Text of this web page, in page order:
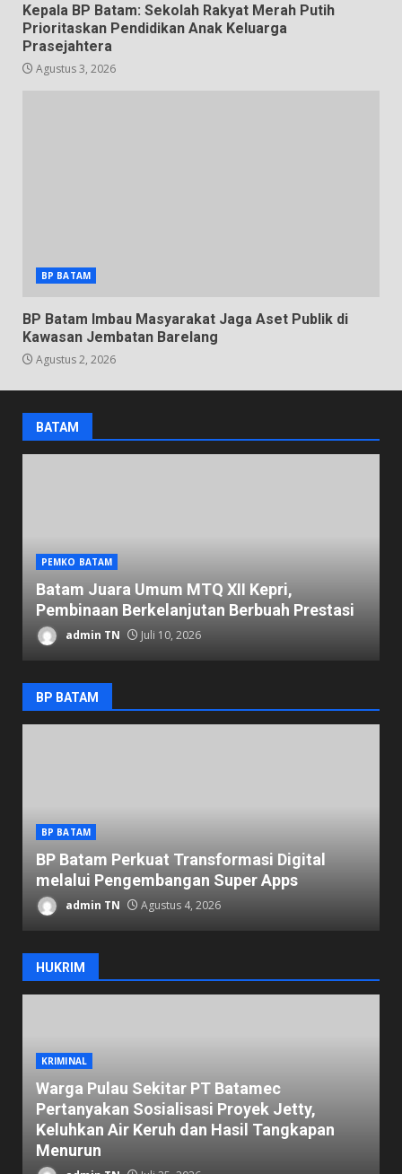
Kepala BP Batam: Sekolah Rakyat Merah Putih
Prioritaskan Pendidikan Anak Keluarga
Prasejahtera
Agustus 3, 2026
BP BATAM
BP Batam Imbau Masyarakat Jaga Aset Publik di
Kawasan Jembatan Barelang
Agustus 2, 2026
BATAM
PEMKO BATAM
Batam Juara Umum MTQ XII Kepri,
Pembinaan Berkelanjutan Berbuah Prestasi
admin TN Juli 10, 2026
BP BATAM
BP BATAM
BP Batam Perkuat Transformasi Digital
melalui Pengembangan Super Apps
admin TN Agustus 4, 2026
HUKRIM
KRIMINAL
Warga Pulau Sekitar PT Batamec
Pertanyakan Sosialisasi Proyek Jetty,
Keluhkan Air Keruh dan Hasil Tangkapan
Menurun